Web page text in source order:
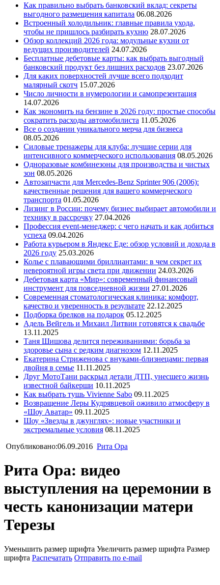
Как правильно выбрать банковский вклад: секреты
выгодного размещения капитала 06.08.2026
Встроенный холодильник: главные правила ухода,
чтобы не пришлось разбирать кухню 28.07.2026
Обзор коллекций 2026 года: модульные кухни от
ведущих производителей 24.07.2026
Бесплатные дебетовые карты: как выбрать выгодный
банковский продукт без лишних расходов 23.07.2026
Для каких поверхностей лучше всего подходит
малярный скотч 15.07.2026
Число личности в нумерологии и самопрезентация
14.07.2026
Как экономить на бензине в 2026 году: простые способы
сократить расходы автомобилиста 11.05.2026
Все о создании уникального мерча для бизнеса
08.05.2026
Силовые тренажеры для клуба: лучшие серии для
интенсивного коммерческого использования 08.05.2026
Одноразовые комбинезоны для производства и чистых
зон 08.05.2026
Автозапчасти для Mercedes-Benz Sprinter 906 (2006):
качественные решения для вашего коммерческого
транспорта 01.05.2026
Лизинг в России: почему бизнес выбирает автомобили и
технику в рассрочку 27.04.2026
Профессия event-менеджер: с чего начать и как добиться
успеха 09.04.2026
Работа курьером в Яндекс Еде: обзор условий и дохода в
2026 году 25.03.2026
Колье с плавающими бриллиантами: в чем секрет их
невероятной игры света при движении 24.03.2026
Дебетовая карта «Мир»: современный финансовый
инструмент для повседневной жизни 27.01.2026
Современная стоматологическая клиника: комфорт,
качество и уверенность в результате 22.12.2025
Подборка брелков на подарок 05.12.2025
Адель Вейгель и Михаил Литвин готовятся к свадьбе
13.11.2025
Таня Шишова делится переживаниями: борьба за
здоровье сына с редким диагнозом 12.11.2025
Екатерина Стриженова с внуками-близнецами: первая
двойня в семье 11.11.2025
Друг МотоТани раскрыл детали ДТП, унесшего жизнь
известной байкерши 10.11.2025
Как выбрать тушь Vivienne Sabo 09.11.2025
Возвращение Леры Кудрявцевой оживило атмосферу в
«Шоу Аватар» 09.11.2025
Шоу «Звезды в джунглях»: новые участники и
экстремальные условия 08.11.2025
Опубликовано:06.09.2016 Рита Ора
Рита Ора: видео
выступления на церемонии в
честь канонизации матери
Терезы
Уменьшить размер шрифта Увеличить размер шрифта Размер
шрифта Распечатать Отправить по e-mail